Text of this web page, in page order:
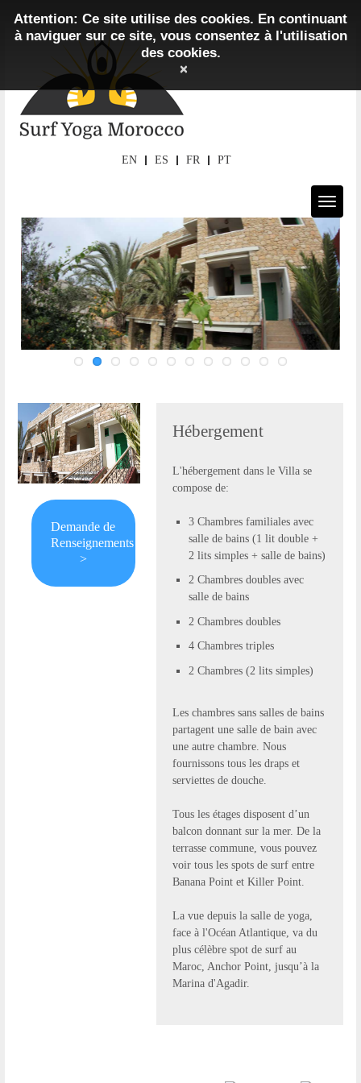
EN ES FR PT
Demande de
Renseignements
>
Hébergement
L'hébergement dans le Villa se
compose de:
3 Chambres familiales avec
salle de bains (1 lit double +
2 lits simples + salle de bains)
2 Chambres doubles avec
salle de bains
2 Chambres doubles
4 Chambres triples
2 Chambres (2 lits simples)
Les chambres sans salles de bains
partagent une salle de bain avec
une autre chambre. Nous
fournissons tous les draps et
serviettes de douche.
Tous les étages disposent d’un
balcon donnant sur la mer. De la
terrasse commune, vous pouvez
voir tous les spots de surf entre
Banana Point et Killer Point.
La vue depuis la salle de yoga,
face à l'Océan Atlantique, va du
plus célèbre spot de surf au
Maroc, Anchor Point, jusqu’à la
Marina d'Agadir.
Attention: Ce site utilise des cookies. En continuant
à naviguer sur ce site, vous consentez à l'utilisation
des cookies.
×